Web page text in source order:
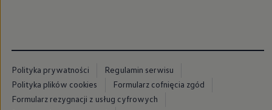
Informator o pojeździe
Gwarancje
Lampki ostrzegawcze i sygnalizacyjne
Starsze modele i generacje – archiwum oraz
Certyfikaty
Wszystkie usługi
Polityka prywatności
Regulamin serwisu
Polityka plików cookies
Formularz cofnięcia zgód
Formularz rezygnacji z usług cyfrowych